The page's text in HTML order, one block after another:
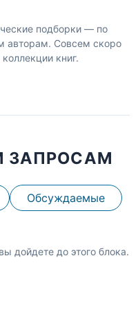
подборки — по
авторам. Совсем скоро
книг.
ЗАПРОСАМ
Обсуждаемые
дойдете до этого блока.